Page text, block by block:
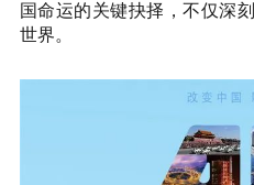
国命运的关键抉择，不仅深
世界。